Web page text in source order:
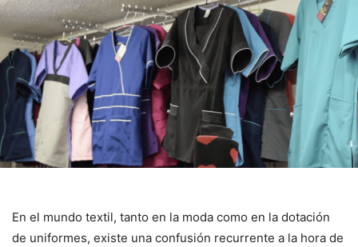
En el mundo textil, tanto en la moda como en la dotación
de uniformes, existe una confusión recurrente a la hora de